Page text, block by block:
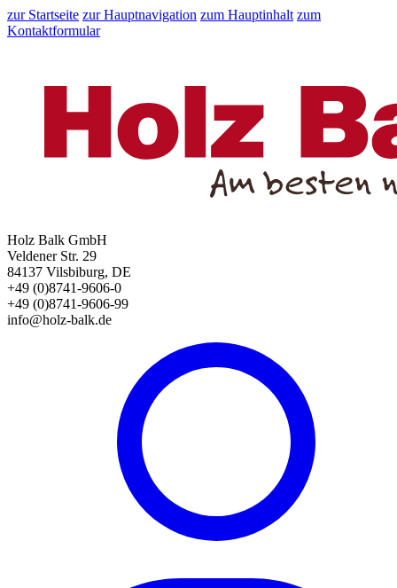
zur Startseite zur Hauptnavigation zum Hauptinhalt zum
Kontaktformular
Holz Balk GmbH
Veldener Str. 29
84137 Vilsbiburg, DE
+49 (0)8741-9606-0
+49 (0)8741-9606-99
info@holz-balk.de